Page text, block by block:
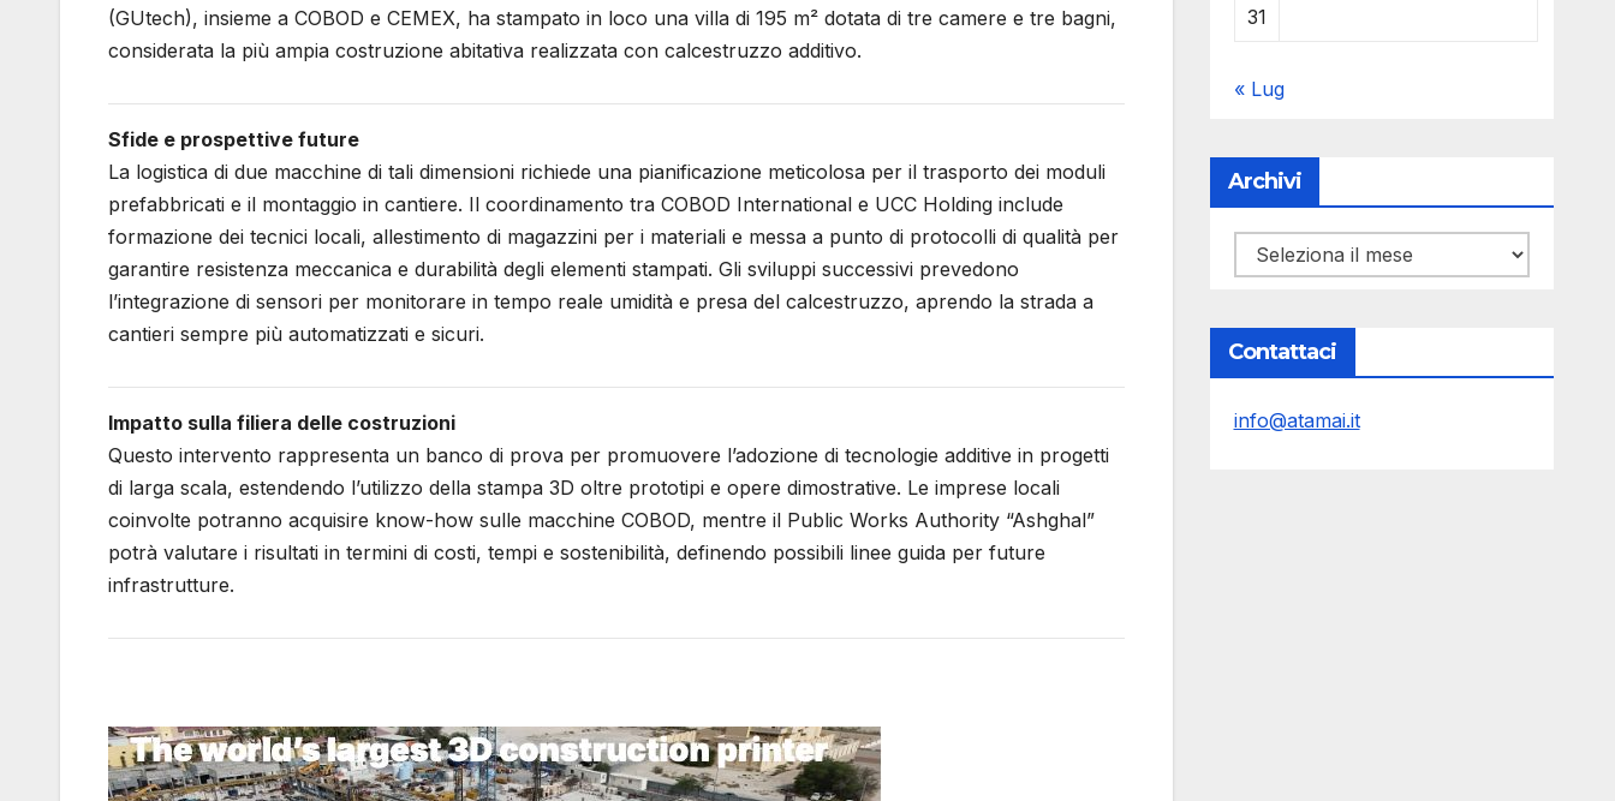
(GUtech), insieme a COBOD e CEMEX, ha stampato in loco una villa di 195 m² dotata di tre camere e tre bagni,
considerata la più ampia costruzione abitativa realizzata con calcestruzzo additivo.
Sfide e prospettive future
La logistica di due macchine di tali dimensioni richiede una pianificazione meticolosa per il trasporto dei moduli
prefabbricati e il montaggio in cantiere. Il coordinamento tra COBOD International e UCC Holding include
formazione dei tecnici locali, allestimento di magazzini per i materiali e messa a punto di protocolli di qualità per
garantire resistenza meccanica e durabilità degli elementi stampati. Gli sviluppi successivi prevedono
l’integrazione di sensori per monitorare in tempo reale umidità e presa del calcestruzzo, aprendo la strada a
cantieri sempre più automatizzati e sicuri.
Impatto sulla filiera delle costruzioni
Questo intervento rappresenta un banco di prova per promuovere l’adozione di tecnologie additive in progetti
di larga scala, estendendo l’utilizzo della stampa 3D oltre prototipi e opere dimostrative. Le imprese locali
coinvolte potranno acquisire know-how sulle macchine COBOD, mentre il Public Works Authority “Ashghal”
potrà valutare i risultati in termini di costi, tempi e sostenibilità, definendo possibili linee guida per future
infrastrutture.
31
« Lug
Archivi
Archivi
Contattaci
info@atamai.it